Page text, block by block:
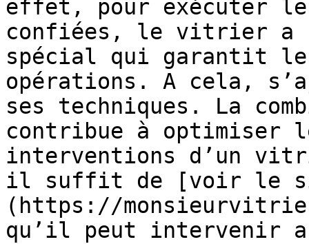
effet, pour exécuter
confiées, le vitrier a
spécial qui garantit le
opérations. A cela,
ses techniques. La
contribue à optimiser
interventions d’un
il suffit de [voir le
(https://
qu’il peut intervenir